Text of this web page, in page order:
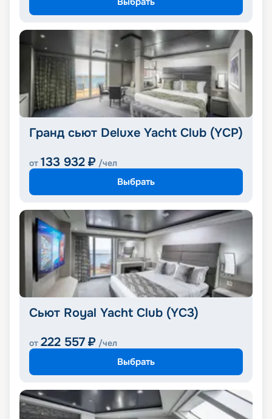
Гранд сьют Deluxe Yacht Club (YCP)
от 133 932 ₽ /чел
Выбрать
Сьют Royal Yacht Club (YC3)
от 222 557 ₽ /чел
Выбрать